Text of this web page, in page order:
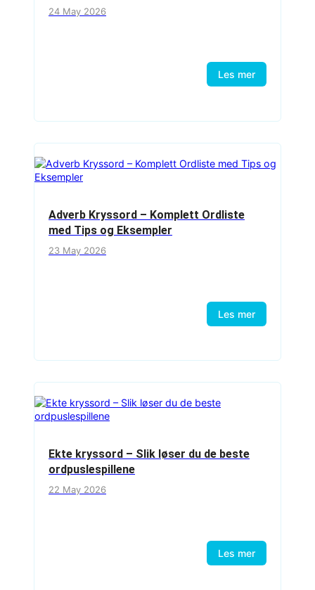
24 May 2026
Les mer
Adverb Kryssord – Komplett Ordliste
med Tips og Eksempler
23 May 2026
Les mer
Ekte kryssord – Slik løser du de beste
ordpuslespillene
22 May 2026
Les mer